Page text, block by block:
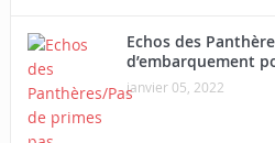
Echos des
d’embarquement
janvier 05, 2022